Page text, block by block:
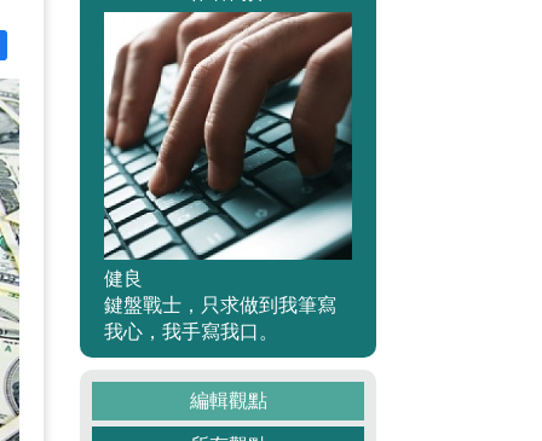
健良
鍵盤戰士，只求做到我筆寫
我心，我手寫我口。
編輯觀點